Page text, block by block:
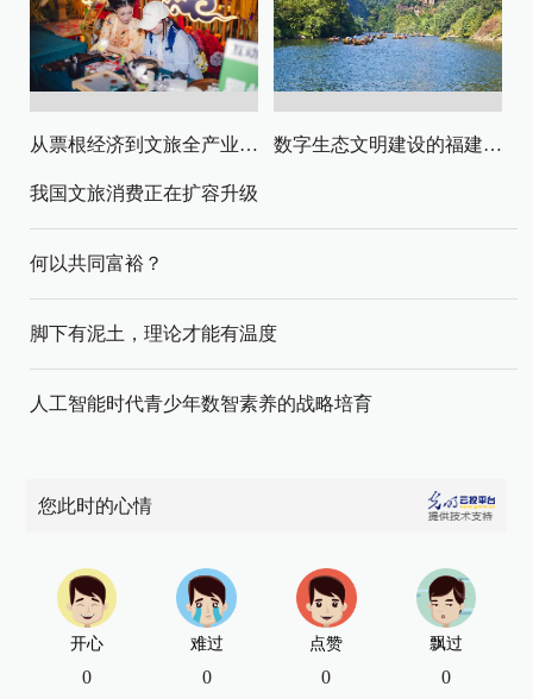
从票根经济到文旅全产业链升级 数字生态文明建设的福建路径与启示
我国文旅消费正在扩容升级
何以共同富裕？
脚下有泥土，理论才能有温度
人工智能时代青少年数智素养的战略培育
您此时的心情
开心
0
难过
0
点赞
0
飘过
0